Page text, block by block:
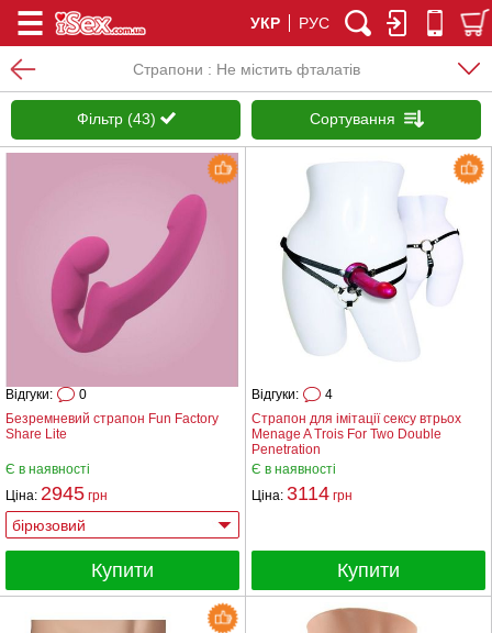
УКР РУС
Страпони : Не містить фталатів
Фільтр (43) Сортування
Безремневий страпон Fun Factory
Share Lite
Відгуки: 0
Є в наявності
Ціна: 2945 грн
Купити
Страпон для імітації сексу втрьох
Menage A Trois For Two Double
Penetration
Відгуки: 4
Є в наявності
Ціна: 3114 грн
Купити